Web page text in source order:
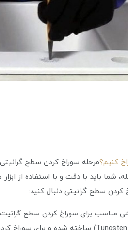
کنیم؟مرحله سوراخ کردن سطح
شما باید با دقت و با استفاده از
کردن سطح گرانیتی دنبال کنید:
مناسب برای سوراخ کردن سطح